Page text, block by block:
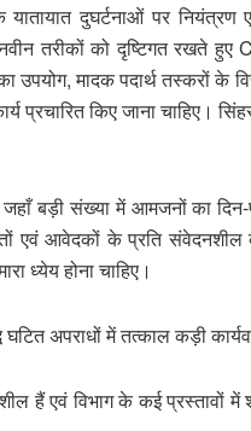
दुघर्टनाओं पर
तरीकों को दृष्टिगत रखते
मादक पदार्थ तस्करों के
प्रचारित किए जाना चाहिए।
बड़ी संख्या में आमजनों का दिन-
एवं आवेदकों के प्रति संवेदनशील
ध्येय होना चाहिए।
अपराधों में तत्काल कड़ी
हैं एवं विभाग के कई प्रस्तावों में